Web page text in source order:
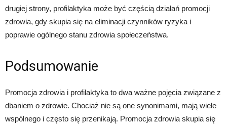
drugiej strony, profilaktyka może być częścią działań promocji
zdrowia, gdy skupia się na eliminacji czynników ryzyka i
poprawie ogólnego stanu zdrowia społeczeństwa.
Podsumowanie
Promocja zdrowia i profilaktyka to dwa ważne pojęcia związane z
dbaniem o zdrowie. Chociaż nie są one synonimami, mają wiele
wspólnego i często się przenikają. Promocja zdrowia skupia się